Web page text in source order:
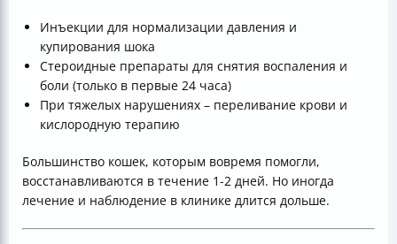
Инъекции для нормализации давления и
купирования шока
Стероидные препараты для снятия воспаления и
боли (только в первые 24 часа)
При тяжелых нарушениях – переливание крови и
кислородную терапию
Большинство кошек, которым вовремя помогли,
восстанавливаются в течение 1-2 дней. Но иногда
лечение и наблюдение в клинике длится дольше.